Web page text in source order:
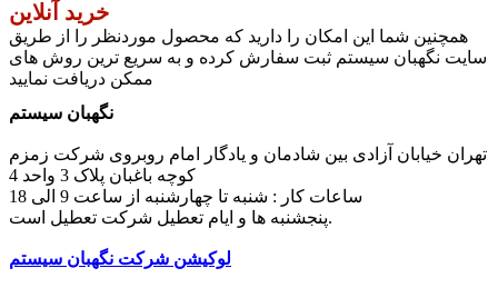
خرید آنلاین
همچنین شما این امکان را دارید که محصول موردنظر را از طریق
سایت نگهبان سیستم ثبت سفارش کرده و به سریع ترین روش های
ممکن دریافت نمایید
نگهبان سیستم
تهران خیابان آزادی بین شادمان و یادگار امام روبروی شرکت زمزم
کوچه باغبان پلاک 3 واحد 4
پنجشنبه ها و ایام تعطیل شرکت تعطیل است.
لوکیشن شرکت نگهبان سیستم